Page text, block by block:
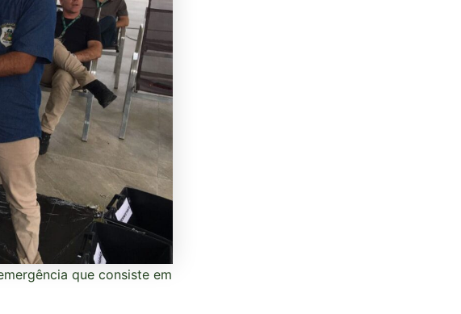
que consiste em